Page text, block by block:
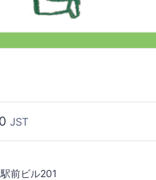
JST
前ビル201